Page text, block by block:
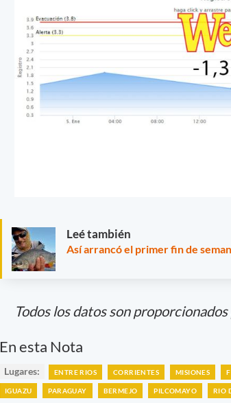
Leé también
Así arrancó el primer fin de
Todos los datos son
En esta Nota
Lugares: ENTRE RIOS CORRIENTES MISIONES
IGUAZU PARAGUAY BERMEJO PILCOMAYO RIO